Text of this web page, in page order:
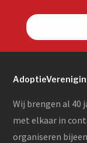
Wij brengen al 40
met elkaar in
organiseren